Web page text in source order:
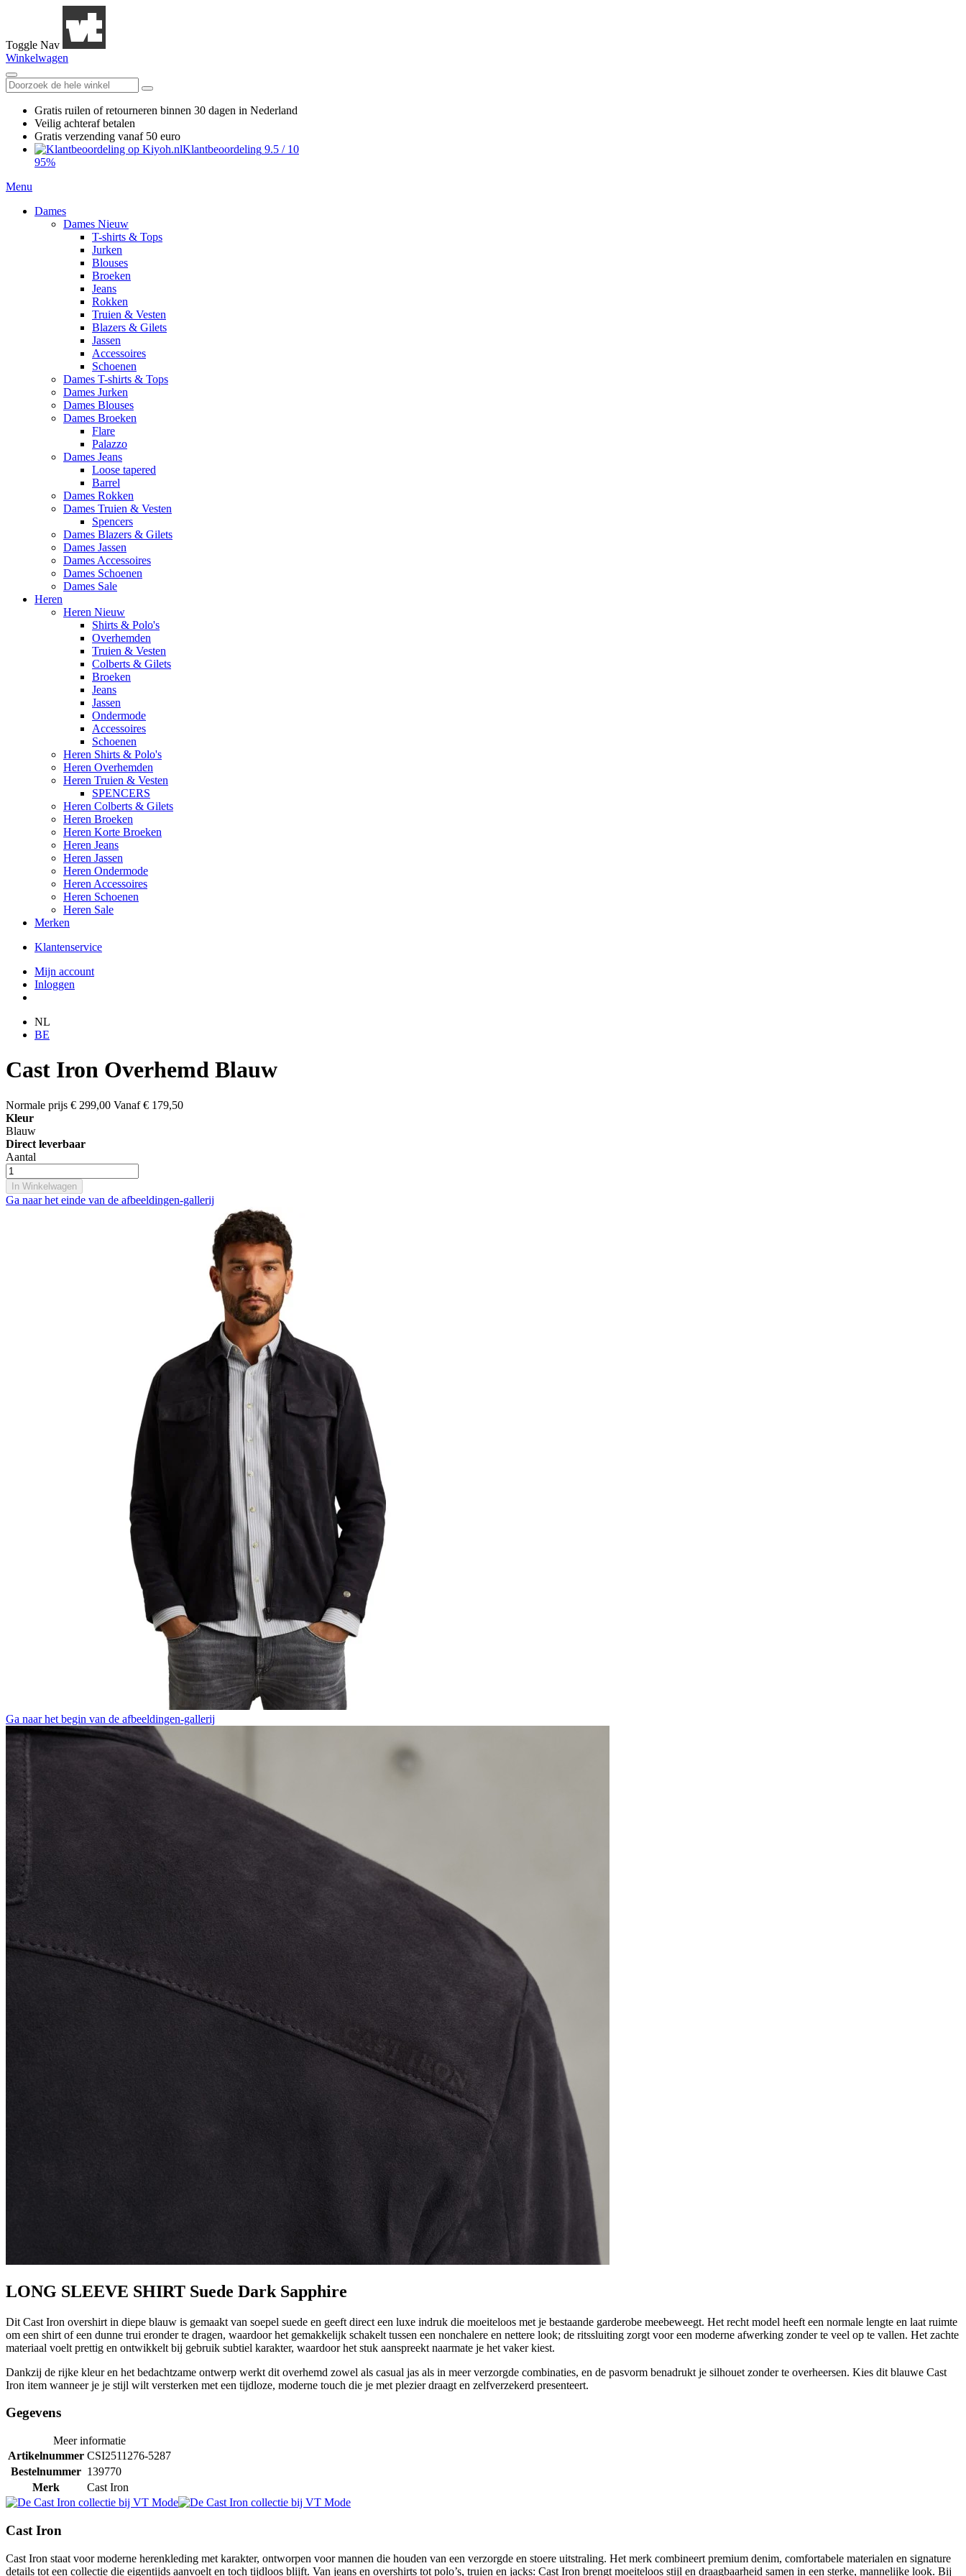
Toggle Nav
Winkelwagen
Gratis ruilen of retourneren binnen 30 dagen in Nederland
Veilig achteraf betalen
Gratis verzending vanaf 50 euro
Klantbeoordeling 9.5 / 10
95%
Menu
Dames
Dames Nieuw
T-shirts & Tops
Jurken
Blouses
Broeken
Jeans
Rokken
Truien & Vesten
Blazers & Gilets
Jassen
Accessoires
Schoenen
Dames T-shirts & Tops
Dames Jurken
Dames Blouses
Dames Broeken
Flare
Palazzo
Dames Jeans
Loose tapered
Barrel
Dames Rokken
Dames Truien & Vesten
Spencers
Dames Blazers & Gilets
Dames Jassen
Dames Accessoires
Dames Schoenen
Dames Sale
Heren
Heren Nieuw
Shirts & Polo's
Overhemden
Truien & Vesten
Colberts & Gilets
Broeken
Jeans
Jassen
Ondermode
Accessoires
Schoenen
Heren Shirts & Polo's
Heren Overhemden
Heren Truien & Vesten
SPENCERS
Heren Colberts & Gilets
Heren Broeken
Heren Korte Broeken
Heren Jeans
Heren Jassen
Heren Ondermode
Heren Accessoires
Heren Schoenen
Heren Sale
Merken
Klantenservice
Mijn account
Inloggen
NL
BE
Cast Iron Overhemd Blauw
Normale prijs € 299,00 Vanaf € 179,50
Kleur
Blauw
Direct leverbaar
Aantal
In Winkelwagen
Ga naar het einde van de afbeeldingen-gallerij
Ga naar het begin van de afbeeldingen-gallerij
LONG SLEEVE SHIRT Suede Dark Sapphire
Dit Cast Iron overshirt in diepe blauw is gemaakt van soepel suede en geeft direct een luxe indruk die moeiteloos met je bestaande garderobe meebeweegt. Het recht model heeft een normale lengte en laat ruimte
om een shirt of een dunne trui eronder te dragen, waardoor het gemakkelijk schakelt tussen een nonchalere en nettere look; de ritssluiting zorgt voor een moderne afwerking zonder te veel op te vallen. Het zachte
materiaal voelt prettig en ontwikkelt bij gebruik subtiel karakter, waardoor het stuk aanspreekt naarmate je het vaker kiest.
Dankzij de rijke kleur en het bedachtzame ontwerp werkt dit overhemd zowel als casual jas als in meer verzorgde combinaties, en de pasvorm benadrukt je silhouet zonder te overheersen. Kies dit blauwe Cast
Iron item wanneer je je stijl wilt versterken met een tijdloze, moderne touch die je met plezier draagt en zelfverzekerd presenteert.
Gegevens
Meer informatie
Artikelnummer CSI2511276-5287
Bestelnummer 139770
Merk
Cast Iron
Cast Iron
Cast Iron staat voor moderne herenkleding met karakter, ontworpen voor mannen die houden van een verzorgde en stoere uitstraling. Het merk combineert premium denim, comfortabele materialen en signature
details tot een collectie die eigentijds aanvoelt en toch tijdloos blijft. Van jeans en overshirts tot polo’s, truien en jacks: Cast Iron brengt moeiteloos stijl en draagbaarheid samen in een sterke, mannelijke look. Bij